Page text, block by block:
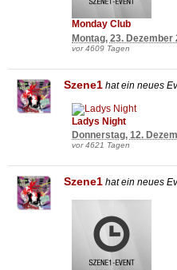
Monday Club
Montag, 23. Dezember
vor 4609 Tagen
Szene1 hat ein neues
Ladys Night
Donnerstag, 12.
vor 4621 Tagen
Szene1 hat ein neues